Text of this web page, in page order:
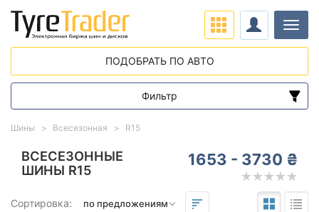
ВСЕСЕЗОННЫЕ
ШИНЫ R15
1653 - 3730 ₴
Сортировка:
Шины Всесезонная R15
ПОДОБРАТЬ ПО АВТО
Фильтр
Диапазон цен
от